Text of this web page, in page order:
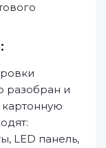
разобран и
LED панель,